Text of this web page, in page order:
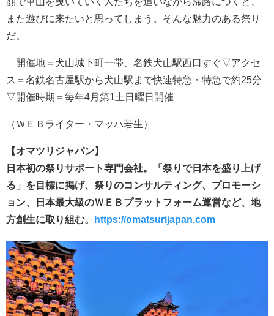
また遊びに来たいと思ってしまう。そんな魅力のある祭り
だ。
開催地＝犬山城下町一帯、名鉄犬山駅西口すぐ▽アクセ
ス＝名鉄名古屋駅から犬山駅まで快速特急・特急で約25分
▽開催時期＝毎年4月第1土日曜日開催
（ＷＥＢライター・マッハ若生）
【オマツリジャパン】
日本初の祭りサポート専門会社。「祭りで日本を盛り上げ
る」を目標に掲げ、祭りのコンサルティング、プロモーシ
ョン、日本最大級のＷＥＢプラットフォーム運営など、地
方創生に取り組む。
https://omatsurijapan.com